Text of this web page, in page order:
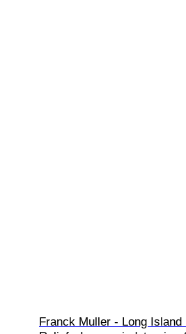
Franck Muller - Long Island